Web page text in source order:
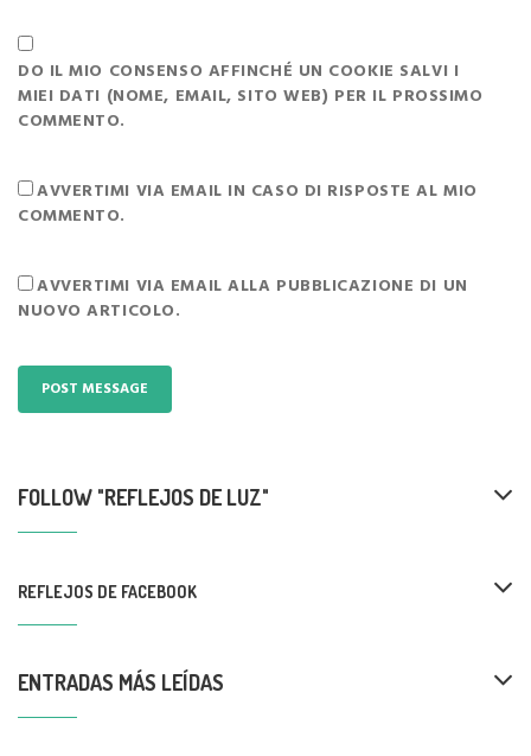
DO IL MIO CONSENSO AFFINCHÉ UN COOKIE SALVI I
MIEI DATI (NOME, EMAIL, SITO WEB) PER IL PROSSIMO
COMMENTO.
AVVERTIMI VIA EMAIL IN CASO DI RISPOSTE AL MIO
COMMENTO.
AVVERTIMI VIA EMAIL ALLA PUBBLICAZIONE DI UN
NUOVO ARTICOLO.
FOLLOW "REFLEJOS DE LUZ"
REFLEJOS DE FACEBOOK
ENTRADAS MÁS LEÍDAS